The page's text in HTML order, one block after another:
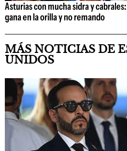
Asturias con mucha sidra y
gana en la orilla y no remando
MÁS NOTICIAS DE
UNIDOS